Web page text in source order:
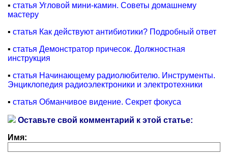
▪ статья Угловой мини-камин. Советы домашнему
мастеру
▪ статья Как действуют антибиотики? Подробный ответ
▪ статья Демонстратор причесок. Должностная
инструкция
▪ статья Начинающему радиолюбителю. Инструменты.
Энциклопедия радиоэлектроники и электротехники
▪ статья Обманчивое видение. Секрет фокуса
Оставьте свой комментарий к этой статье:
Имя: